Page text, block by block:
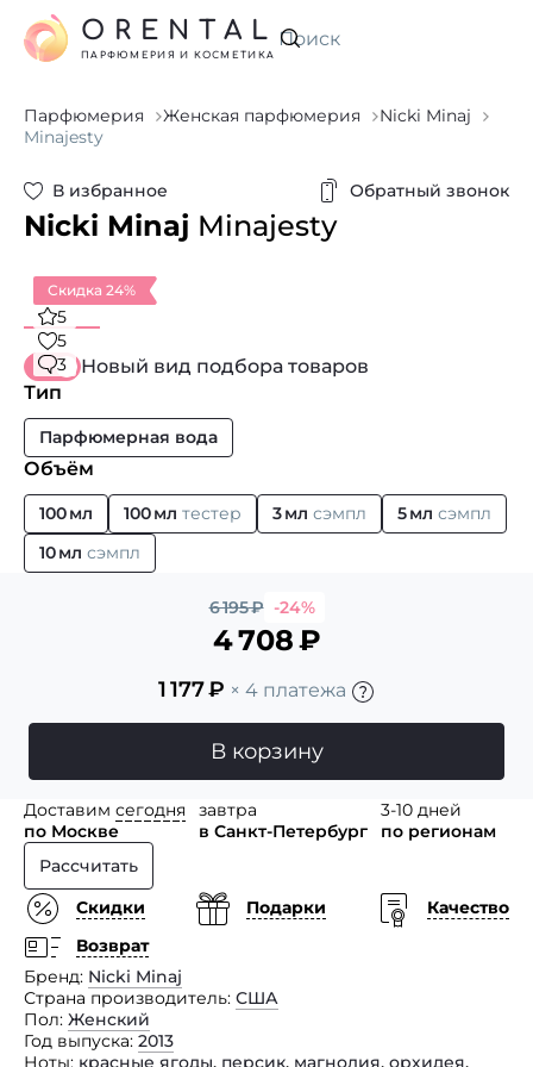
Искать
ORENTAL
ПАРФЮМЕРИЯ И КОСМЕТИКА
Парфюмерия Женская парфюмерия
Nicki Minaj
Minajesty
В избранное Обратный звонок
Nicki Minaj Minajesty
Скидка 24%
5
5
3
Новый вид подбора товаров
Тип
Парфюмерная вода
Объём
100 мл 100 мл тестер 3 мл сэмпл 5 мл сэмпл
10 мл сэмпл
6 195₽ -24%
4 708₽
1 177₽ × 4 платежа
В корзину
Доставим сегодня
по Москве
завтра
в Санкт-Петербург
3-10 дней
по регионам
Рассчитать
Скидки
Подарки
Качество
Возврат
Бренд Nicki Minaj
Страна производитель США
Пол Женский
Год выпуска 2013
Ноты красные ягоды, персик, магнолия, орхидея,